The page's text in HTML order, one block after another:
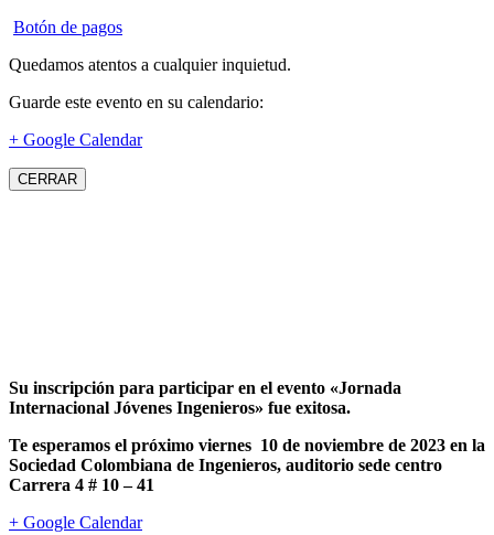
Botón de pagos
Quedamos atentos a cualquier inquietud.
Guarde este evento en su calendario:
+ Google Calendar
CERRAR
Su inscripción para participar en el evento «Jornada
Internacional Jóvenes Ingenieros» fue exitosa.
Te esperamos el próximo viernes 10 de noviembre de 2023 en la
Sociedad Colombiana de Ingenieros, auditorio sede centro
Carrera 4 # 10 – 41
+ Google Calendar